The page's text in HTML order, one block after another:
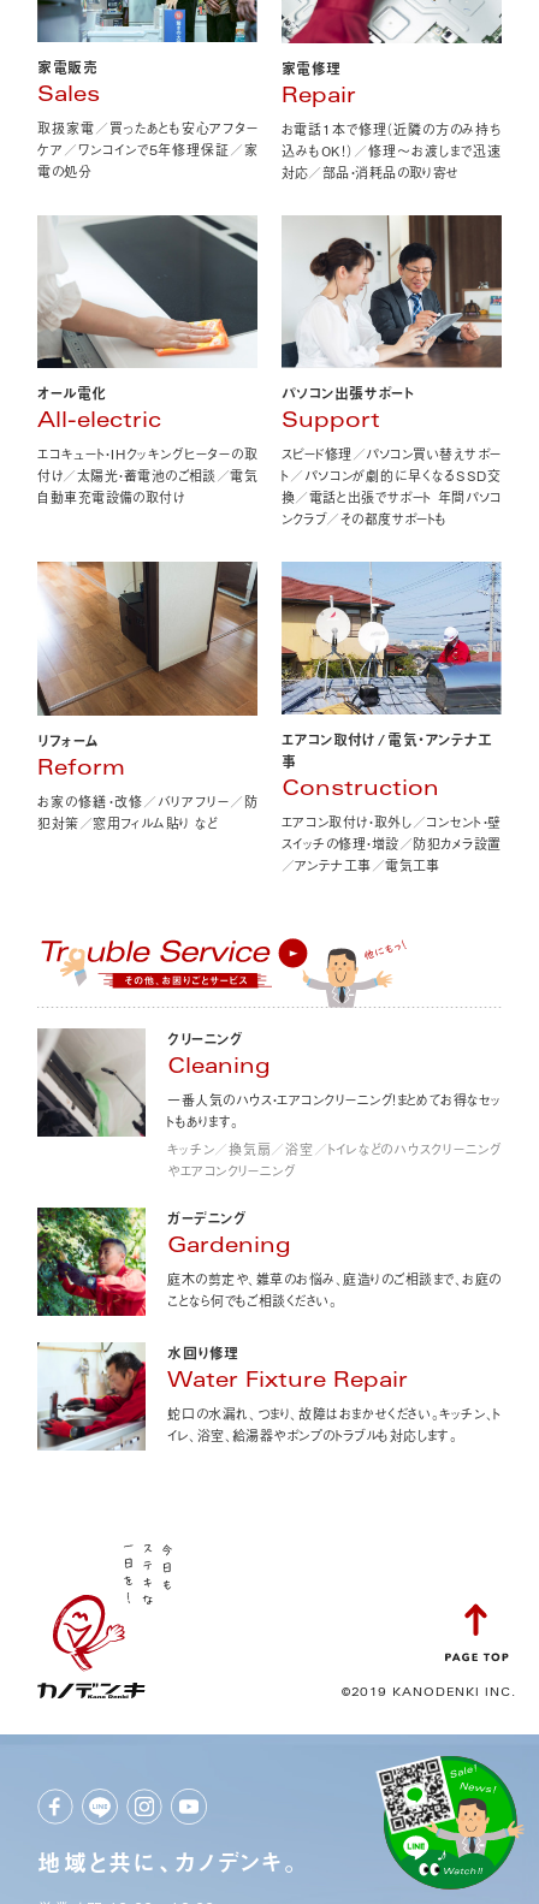
家電販売
Sales
取扱家電／買ったあとも安心アフター
ケア／ワンコインで5年修理保証／家
電の処分
家電修理
Repair
お電話1本で修理（近隣の方のみ持ち
込みもOK！）／修理〜お渡しまで迅速
対応／部品・消耗品の取り寄せ
オール電化
All-electric
エコキュート・IHクッキングヒーターの取
付け／太陽光・蓄電池のご相談／電気
自動車充電設備の取付け
パソコン出張サポート
Support
スピード修理／パソコン買い替えサポー
ト／パソコンが劇的に早くなるSSD交
換／電話と出張でサポート 年間パソコ
ンクラブ／その都度サポートも
リフォーム
Reform
お家の修繕・改修／バリアフリー／防
犯対策／窓用フィルム貼り など
エアコン取付け/電気・アンテナ工
事
Construction
エアコン取付け・取外し／コンセント・壁
スイッチの修理・増設／防犯カメラ設置
／アンテナ工事／電気工事
クリーニング
Cleaning
一番人気のハウス・エアコンクリーニング！まとめてお得なセッ
トもあります。
キッチン／換気扇／浴室／トイレなどのハウスクリーニング
やエアコンクリーニング
ガーデニング
Gardening
庭木の剪定や、雑草のお悩み、庭造りのご相談まで、お庭の
ことなら何でもご相談ください。
水回り修理
Water Fixture Repair
蛇口の水漏れ、つまり、故障はおまかせください。キッチン、ト
イレ、浴室、給湯器やポンプのトラブルも対応します。
©2019 KANODENKI INC.
地域と共に、カノデンキ。